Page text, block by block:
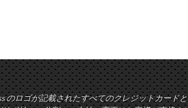
のロゴが記載されたすべてのクレジットカード